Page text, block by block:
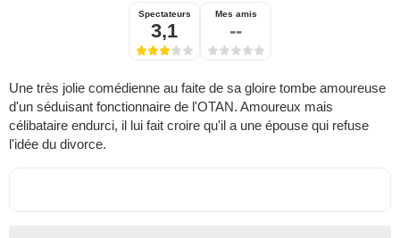
Spectateurs
3,1
Mes amis
--
Une très jolie comédienne au faite de sa gloire tombe amoureuse
d'un séduisant fonctionnaire de l'OTAN. Amoureux mais
célibataire endurci, il lui fait croire qu'il a une épouse qui refuse
l'idée du divorce.